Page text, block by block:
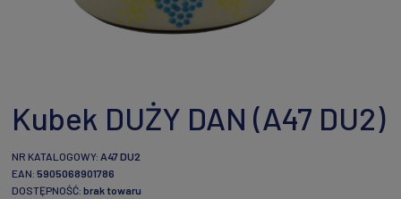
Kubek DUŻY DAN (A47 DU2)
NR KATALOGOWY: A47 DU2
EAN: 5905068901786
DOSTĘPNOŚĆ: brak towaru